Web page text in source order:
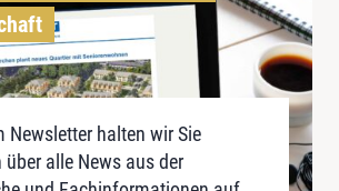
Newsletter halten wir Sie
alle News aus der